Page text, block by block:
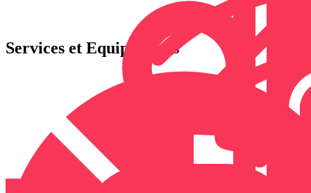
Services et Equipements